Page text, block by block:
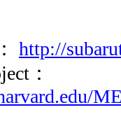
http://
：